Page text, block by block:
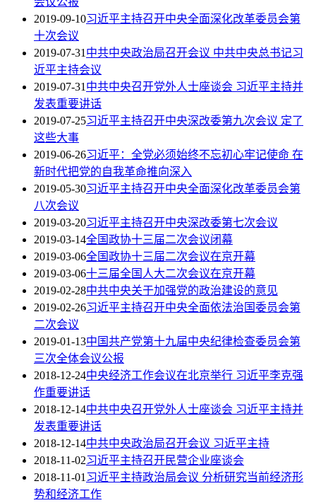
2019-09-10习近平主持召开中央全面深化改革委员会第
十次会议
2019-07-31中共中央政治局召开会议 中共中央总书记习
近平主持会议
2019-07-31中共中央召开党外人士座谈会 习近平主持并
发表重要讲话
2019-07-25习近平主持召开中央深改委第九次会议 定了
这些大事
2019-06-26习近平：全党必须始终不忘初心牢记使命 在
新时代把党的自我革命推向深入
2019-05-30习近平主持召开中央全面深化改革委员会第
八次会议
2019-03-20习近平主持召开中央深改委第七次会议
2019-03-14全国政协十三届二次会议闭幕
2019-03-06全国政协十三届二次会议在京开幕
2019-03-06十三届全国人大二次会议在京开幕
2019-02-28中共中央关于加强党的政治建设的意见
2019-02-26习近平主持召开中央全面依法治国委员会第
二次会议
2019-01-13中国共产党第十九届中央纪律检查委员会第
三次全体会议公报
2018-12-24中央经济工作会议在北京举行 习近平李克强
作重要讲话
2018-12-14中共中央召开党外人士座谈会 习近平主持并
发表重要讲话
2018-12-14中共中央政治局召开会议 习近平主持
2018-11-02习近平主持召开民营企业座谈会
2018-11-01习近平主持政治局会议 分析研究当前经济形
势和经济工作